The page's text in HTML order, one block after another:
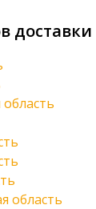
доставки
область